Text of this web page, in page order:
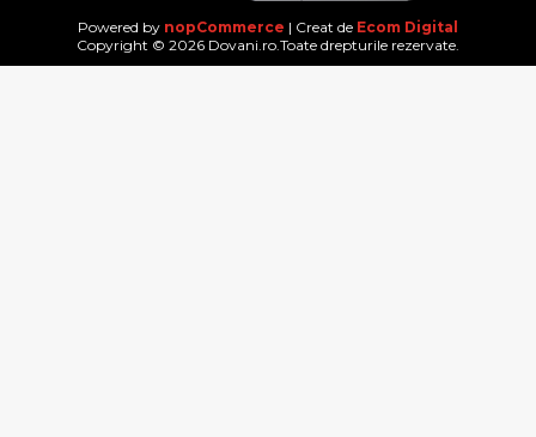
Powered by nopCommerce | Creat de Ecom Digital
Copyright © 2026 Dovani.ro.Toate drepturile rezervate.